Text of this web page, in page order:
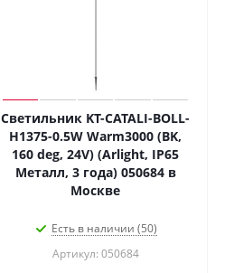
Светильник KT-CATALI-BOLL-
H1375-0.5W Warm3000 (BK,
160 deg, 24V) (Arlight, IP65
Металл, 3 года) 050684 в
Москве
Есть в наличии (50)
Артикул: 050684